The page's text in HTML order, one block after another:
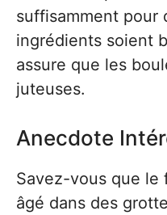
suffisamment pour
ingrédients soient
assure que les
juteuses.
Anecdote
Savez-vous que le
âgé dans des